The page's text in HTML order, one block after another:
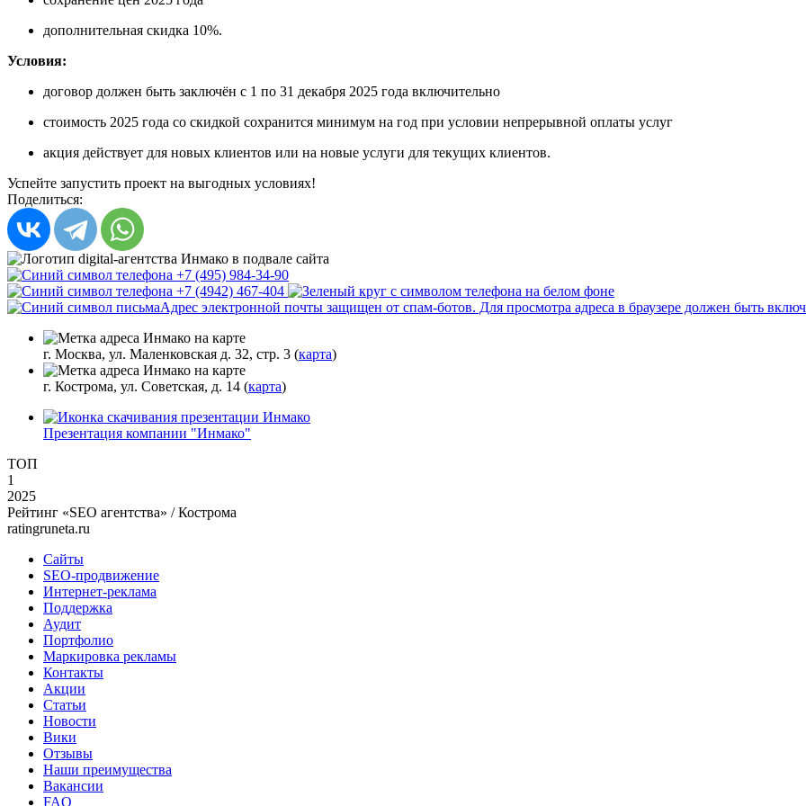
дополнительная скидка 10%.
Условия:
договор должен быть заключён с 1 по 31 декабря 2025 года включительно
стоимость 2025 года со скидкой сохранится минимум на год при условии непрерывной оплаты услуг
акция действует для новых клиентов или на новые услуги для текущих клиентов.
Успейте запустить проект на выгодных условиях!
Поделиться:
+7 (495) 984-34-90
+7 (4942) 467-404
Адрес электронной почты защищен от спам-ботов. Для просмотра адреса в браузере должен быть
г. Москва, ул. Маленковская д. 32, стр. 3 (карта)
г. Кострома, ул. Советская, д. 14 (карта)
Презентация компании "Инмако"
ТОП
1
2025
Рейтинг «SEO агентства» / Кострома
ratingruneta.ru
Сайты
SEO-продвижение
Интернет-реклама
Поддержка
Аудит
Портфолио
Маркировка рекламы
Контакты
Акции
Статьи
Новости
Вики
Отзывы
Наши преимущества
Вакансии
FAQ